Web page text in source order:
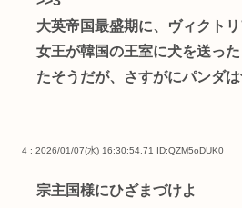
大英帝国最盛期に、ヴィクト
女王が韓国の王室に犬を送っ
たそうだが、さすがにパンダは
4 : 2026/01/07(水) 16:30:54.71 ID:QZM5oDUK0
宗主国様にひざまづけよ